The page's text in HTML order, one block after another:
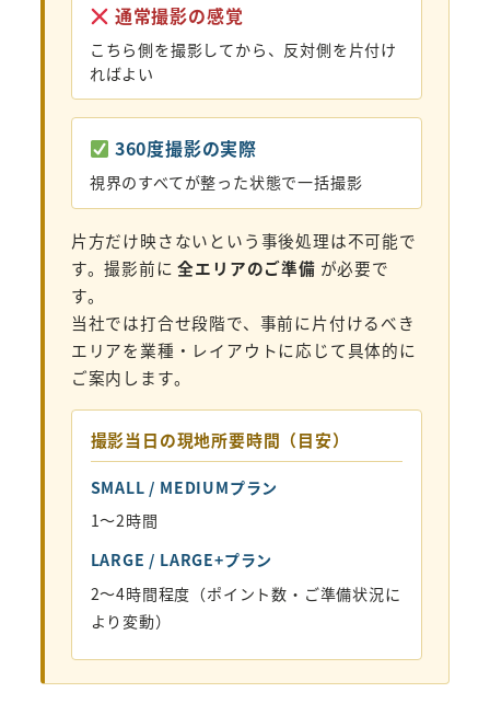
通常撮影の感覚
こちら側を撮影してから、反対側を片付け
ればよい
360度撮影の実際
視界のすべてが整った状態で一括撮影
片方だけ映さないという事後処理は不可能で
す。撮影前に全エリアのご準備 が必要で
す。
当社では打合せ段階で、事前に片付けるべき
エリアを業種・レイアウトに応じて具体的に
ご案内します。
撮影当日の現地所要時間（目安）
SMALL / MEDIUMプラン
1〜2時間
LARGE / LARGE+プラン
2〜4時間程度（ポイント数・ご準備状況に
より変動）